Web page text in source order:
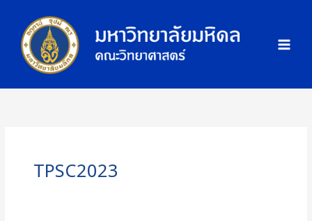
content
TPSC2023